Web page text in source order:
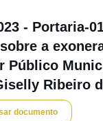
- Portaria-
a
Público
Ribeiro
documento